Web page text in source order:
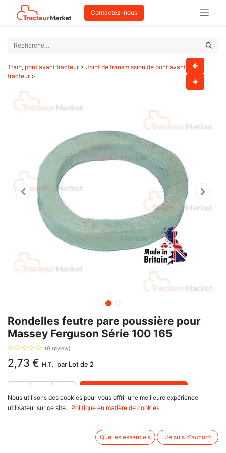
Contactez-nous
Train, pont avant tracteur> Joint de transmission de pont avant
tracteur>
Rondelles feutre pare poussière pour
Massey Ferguson Série 100 165
(0 review)
2,73 € H.T. par Lot de 2
Délai de livraison : 1 semaine
Pour l'arbre de direction assistée. Paire de rondelles diamètre intérieur 47,6
mm (ou 1"7/8). Référence d'origine : 183021M2, 196079M1.
Nous utilisons des cookies pour vous offrir une meilleure expérience
utilisateur sur ce site.
Politique en matière de cookies
Que les essentiels Je suis d'accord